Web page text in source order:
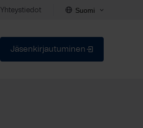
Yhteystiedot Suomi
Jäsenkirjautuminen